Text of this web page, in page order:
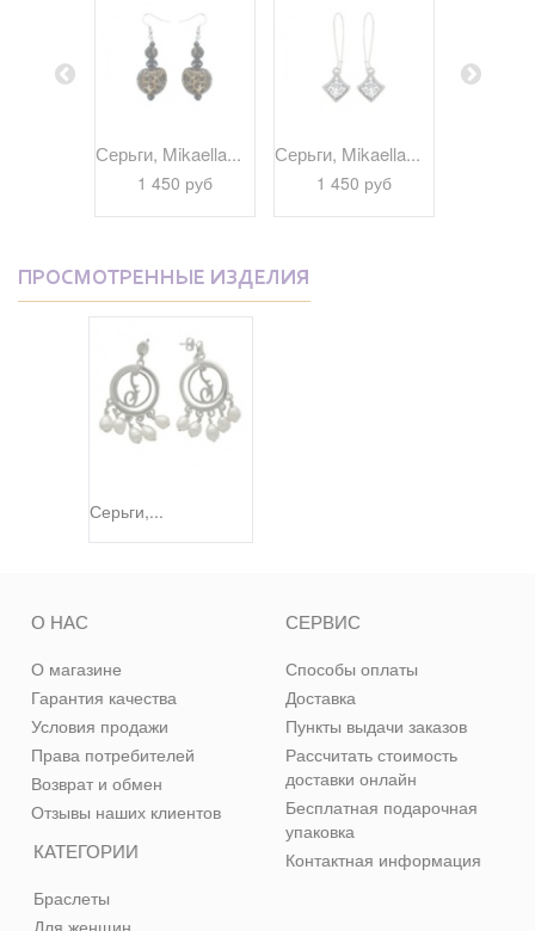
Серьги, Mikaella...
1 450 руб
Серьги, Mikaella...
1 450 руб
ПРОСМОТРЕННЫЕ ИЗДЕЛИЯ
Серьги,...
КАТЕГОРИИ
Браслеты
Для женщин
О НАС
О магазине
Гарантия качества
Условия продажи
Права потребителей
Возврат и обмен
Отзывы наших клиентов
СЕРВИС
Способы оплаты
Доставка
Пункты выдачи заказов
Рассчитать стоимость
доставки онлайн
Бесплатная подарочная
упаковка
Контактная информация